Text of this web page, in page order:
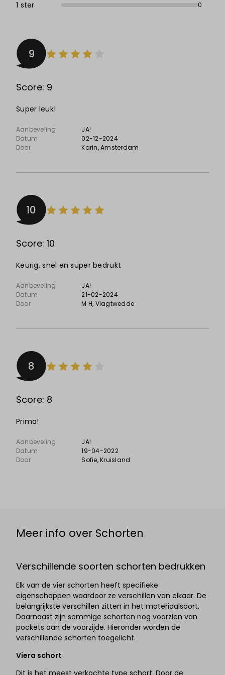
1 ster 0
9
Score: 9
Super leuk!
Aanbeveling
JA!
Datum
02-12-2024
Door
Karin, Amsterdam
10
Score: 10
Keurig, snel en super bedrukt
Aanbeveling
JA!
Datum
21-02-2024
Door
M H, Vlagtwedde
8
Score: 8
Prima!
Aanbeveling
JA!
Datum
19-04-2022
Door
Sofie, Kruisland
Meer info over Schorten
Verschillende soorten schorten bedrukken
Elk van de vier schorten heeft specifieke
eigenschappen waardoor ze verschillen van elkaar. De
belangrijkste verschillen zitten in het materiaalsoort.
Daarnaast zijn sommige schorten nog voorzien van
pockets aan de voorzijde. Hieronder worden de
verschillende schorten toegelicht.
Viera schort
Dit is het meest verkochte type schort. Door de